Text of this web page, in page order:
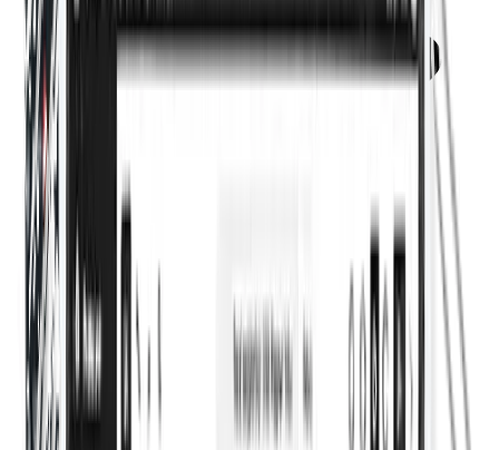
Calculadora de puntuación SEO